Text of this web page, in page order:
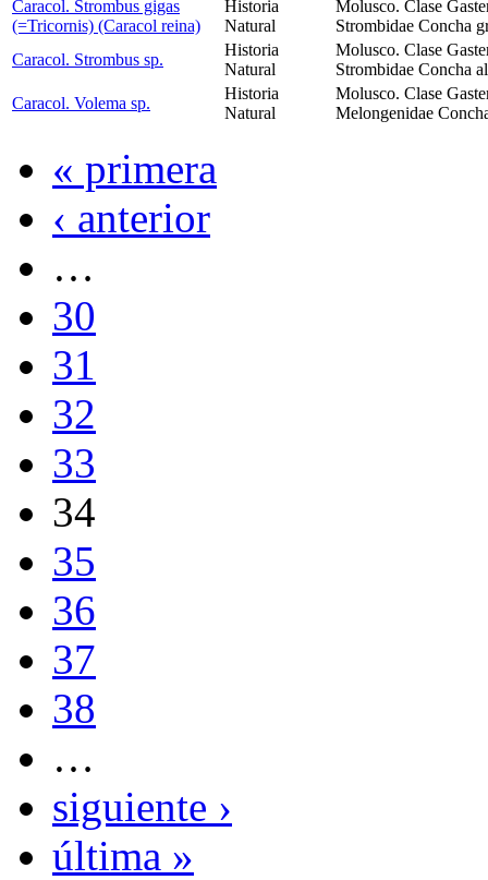
Caracol. Strombus gigas
(=Tricornis) (Caracol reina)
Historia
Natural
Molusco. Clase
Strombidae Concha
Caracol. Strombus sp.
Historia
Natural
Molusco. Clase
Strombidae Concha
Caracol. Volema sp.
Historia
Natural
Molusco. Clase
Melongenidae
« primera
‹ anterior
…
30
31
32
33
34
35
36
37
38
…
siguiente ›
última »